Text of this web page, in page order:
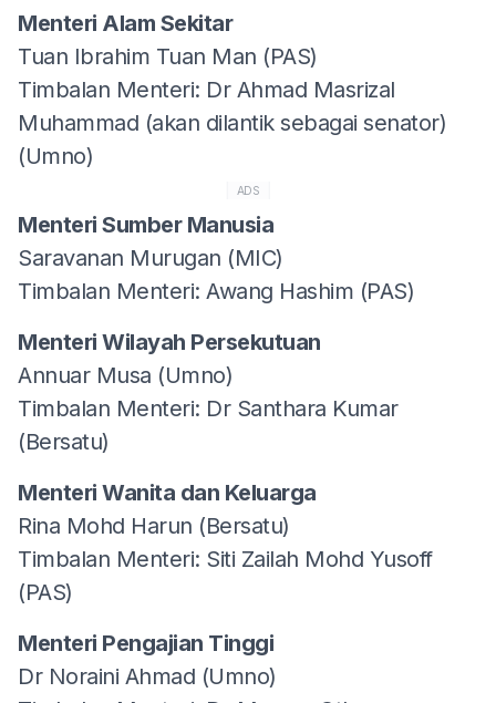
Menteri Alam Sekitar
Tuan Ibrahim Tuan Man (PAS)
Timbalan Menteri: Dr Ahmad Masrizal
Muhammad (akan dilantik sebagai senator)
(Umno)
ADS
Menteri Sumber Manusia
Saravanan Murugan (MIC)
Timbalan Menteri: Awang Hashim (PAS)
Menteri Wilayah Persekutuan
Annuar Musa (Umno)
Timbalan Menteri: Dr Santhara Kumar
(Bersatu)
Menteri Wanita dan Keluarga
Rina Mohd Harun (Bersatu)
Timbalan Menteri: Siti Zailah Mohd Yusoff
(PAS)
Menteri Pengajian Tinggi
Dr Noraini Ahmad (Umno)